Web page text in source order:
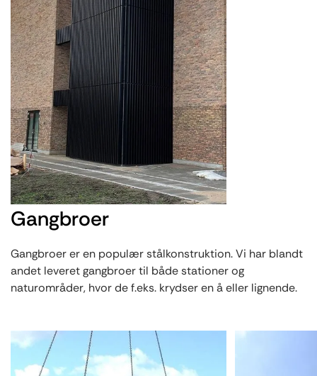
Gangbroer
Gangbroer er en populær stålkonstruktion. Vi har blandt
andet leveret gangbroer til både stationer og
naturområder, hvor de f.eks. krydser en å eller lignende.